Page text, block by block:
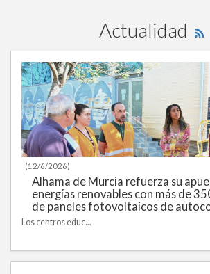
Actualidad
(12/6/2026)
Alhama de Murcia refuerza su
energías renovables con más de
de paneles fotovoltaicos de
Los centros educ...